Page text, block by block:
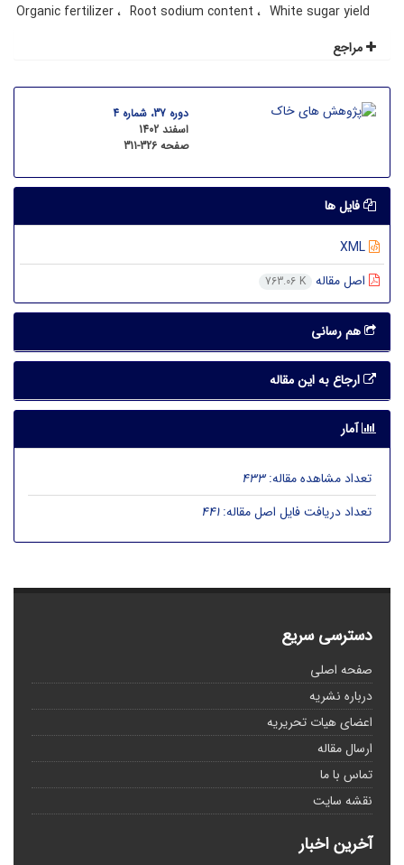
Organic fertilizer
Root sodium content
White sugar yield
مراجع
دوره 37، شماره 4
اسفند 1402
صفحه 311-326
فایل ها
اصل مقاله 763.06 K
هم رسانی
ارجاع به این مقاله
آمار
تعداد مشاهده مقاله:433
تعداد دریافت فایل اصل مقاله:441
دسترسی سریع
صفحه اصلی
درباره نشریه
اعضای هیات تحریریه
ارسال مقاله
تماس با ما
نقشه سایت
آخرین اخبار